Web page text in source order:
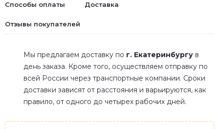
Способы оплаты Доставка
Отзывы покупателей
Мы предлагаем доставку по г. Екатеринбургу в
день заказа. Кроме того, осуществляем отправку по
всей России через транспортные компании. Сроки
доставки зависят от расстояния и варьируются, как
правило, от одного до четырех рабочих дней.